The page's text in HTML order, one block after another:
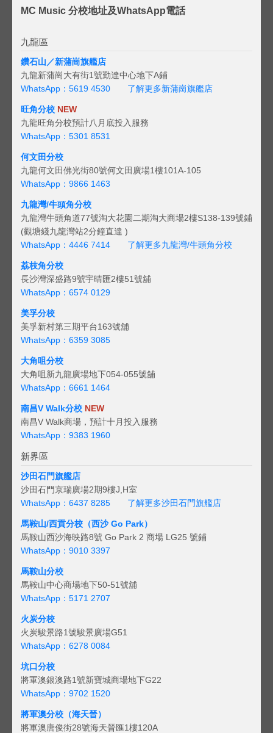
MC Music 分校地址及WhatsApp電話
九龍區
鑽石山／新蒲崗旗艦店
九龍新蒲崗大有街1號勤達中心地下A鋪
WhatsApp：5619 4530
了解更多新蒲崗旗艦店
旺角分校 NEW
九龍旺角分校預計八月底投入服務
WhatsApp：5301 8531
何文田分校
九龍何文田佛光街80號何文田廣場1樓101A-105
WhatsApp：9866 1463
九龍灣/牛頭角分校
九龍灣牛頭角道77號淘大花園二期淘大商場2樓S138-139號鋪
(觀塘綫九龍灣站2分鐘直達 )
WhatsApp：4446 7414
了解更多九龍灣/牛頭角分校
荔枝角分校
長沙灣深盛路9號宇晴匯2樓51號舖
WhatsApp：6574 0129
美孚分校
美孚新村第三期平台163號舖
WhatsApp：6359 3085
大角咀分校
大角咀新九龍廣場地下054-055號舖
WhatsApp：6661 1464
南昌V Walk分校 NEW
南昌V Walk商場，預計十月投入服務
WhatsApp：9383 1960
新界區
沙田石門旗艦店
沙田石門京瑞廣場2期9樓J,H室
WhatsApp：6437 8285
了解更多沙田石門旗艦店
馬鞍山/西貢分校（西沙 Go Park）
馬鞍山西沙海映路8號 Go Park 2 商場 LG25 號鋪
WhatsApp：9010 3397
馬鞍山分校
馬鞍山中心商場地下50-51號舖
WhatsApp：5171 2707
火炭分校
火炭駿景路1號駿景廣場G51
WhatsApp：6278 0084
坑口分校
將軍澳銀澳路1號新寶城商場地下G22
WhatsApp：9702 1520
將軍澳分校（海天晉）
將軍澳唐俊街28號海天晉匯1樓120A